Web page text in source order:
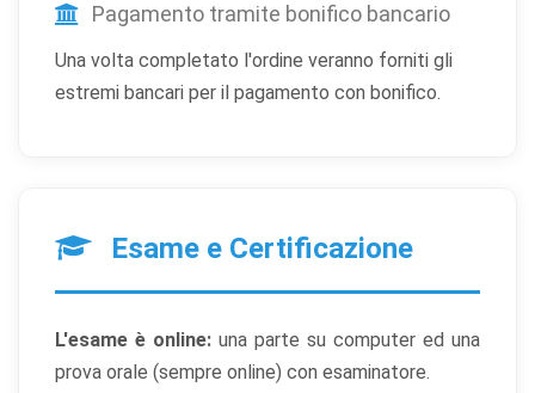
Pagamento tramite bonifico bancario
Una volta completato l'ordine veranno forniti gli
estremi bancari per il pagamento con bonifico.
Esame e Certificazione
L'esame è online: una parte su computer ed una
prova orale (sempre online) con esaminatore.
Preferenze cookie
necessari sono sempre attivi perché indispensabili al
funzionamento del sito.